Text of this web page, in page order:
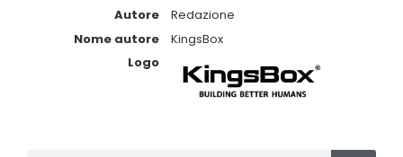
Autore
Redazione
Nome autore
KingsBox
Logo